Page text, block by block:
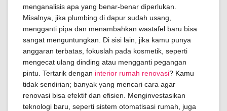
menganalisis apa yang benar-benar diperlukan.
Misalnya, jika plumbing di dapur sudah usang,
mengganti pipa dan menambahkan wastafel baru bisa
sangat menguntungkan. Di sisi lain, jika kamu punya
anggaran terbatas, fokuslah pada kosmetik, seperti
mengecat ulang dinding atau mengganti pegangan
pintu. Tertarik dengan interior rumah renovasi? Kamu
tidak sendirian; banyak yang mencari cara agar
renovasi bisa efektif dan efisien. Menginvestasikan
teknologi baru, seperti sistem otomatisasi rumah, juga